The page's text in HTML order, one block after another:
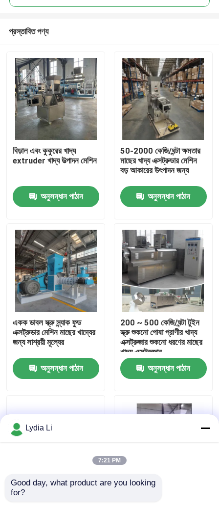
পণ্য
VR প্রদর্শন
আমাদের সম্পর্কে
কারখানা ভ্রমণ
মান নিয়ন্ত্রণ
উদ্ধৃতির জন্য আবেদন
প্রস্তাবিত পণ্য
বিড়াল এবং কুকুরের খাদ্য
extruder খাদ্য উত্পাদন মেশিন
অনুসন্ধান পাঠান
50-2000 কেজি/ঘন্টা ক্ষমতার
মাছের খাদ্য এক্সট্রুডার মেশিন
বড় আকারের উৎপাদন জন্য
অনুসন্ধান পাঠান
একক ডাবল স্ক্রু স্ন্যাক ফুড
এক্সট্রুডার মেশিন মাছের খাদ্যের
জন্য সাশ্রয়ী মূল্যের
অনুসন্ধান পাঠান
200 ~ 500 কেজি/ঘন্টা টুইন
স্ক্রু শুকনো পোষা প্রাণীর খাদ্য
এক্সট্রুজার শুকনো ধরণের মাছের
খাদ্য এক্সট্রুজার
অনুসন্ধান পাঠান
200-250kg/H বৈদ্যুতিক
Lydia Li
7:21 PM
Good day, what product are you looking
for?